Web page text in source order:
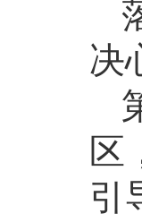
决
区
引